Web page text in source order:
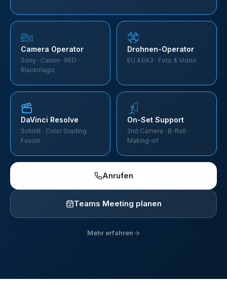
Camera Operator
Sony · Canon · RED ·
Blackmagic
Drohnen-Operator
EU A1/A3 · Foto & Video
DaVinci Resolve
Schnitt · Color Grading ·
Fusion
On-Set Support
2nd Camera · B-Roll ·
Making-of
Anrufen
Teams Meeting planen
Mehr erfahren